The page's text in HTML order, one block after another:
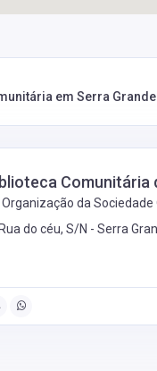
em Serra Grande
Comunitária
Organização da Sociedade
Rua do céu, S/N -Serra